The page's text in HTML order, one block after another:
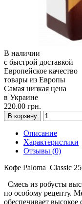
В наличии
с быстрой доставкой
Европейское качество
товары из Европы
Самая низкая цена
в Украине
220.00 грн.
В корзину
Описание
Характеристики
Отзывы (0)
Кофе Paloma Classic
Смесь из робусты
по особому рецепту.
обеспечивает